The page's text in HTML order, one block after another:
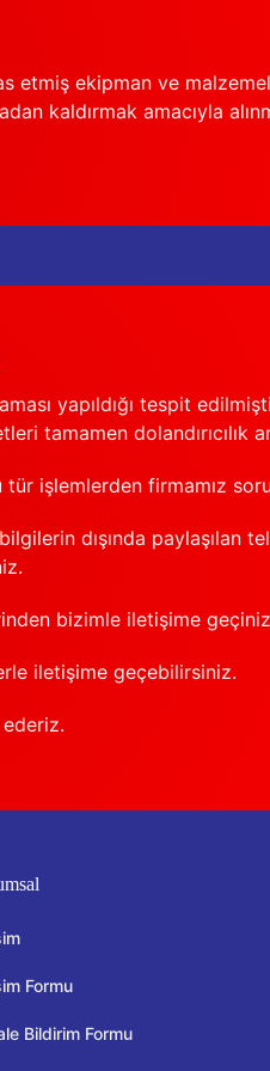
etmiş ekipman ve
kaldırmak amacıyla
yapıldığı tespit
tamamen dolandırıcılık
işlemlerden firmamız
dışında paylaşılan
bizimle iletişime
iletişime geçebilirsiniz.
ederiz.
Formu
Bildirim Formu